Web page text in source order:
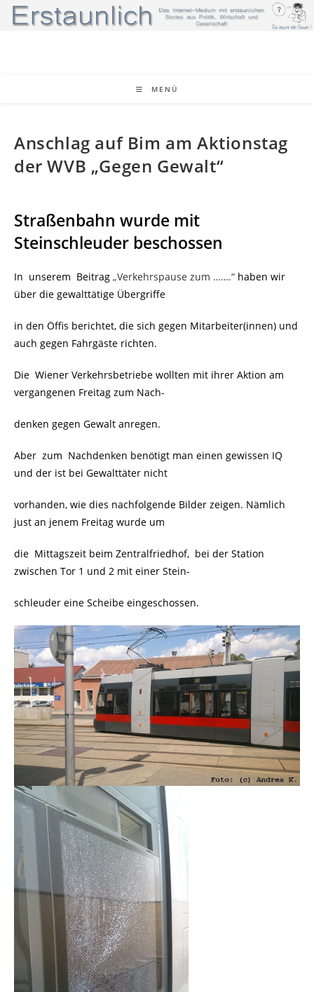
Zum
Inhalt
MENÜ
Anschlag auf Bim am Aktionstag
der WVB „Gegen Gewalt“
Straßenbahn wurde mit
Steinschleuder beschossen
In unserem Beitrag „Verkehrspause zum …….“ haben wir
über die gewalttätige Übergriffe
in den Öffis berichtet, die sich gegen Mitarbeiter(innen) und
auch gegen Fahrgäste richten.
Die Wiener Verkehrsbetriebe wollten mit ihrer Aktion am
vergangenen Freitag zum Nach-
denken gegen Gewalt anregen.
Aber zum Nachdenken benötigt man einen gewissen IQ
und der ist bei Gewalttäter nicht
vorhanden, wie dies nachfolgende Bilder zeigen. Nämlich
just an jenem Freitag wurde um
die Mittagszeit beim Zentralfriedhof, bei der Station
zwischen Tor 1 und 2 mit einer Stein-
schleuder eine Scheibe eingeschossen.